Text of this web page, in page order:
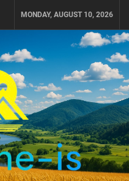
MONDAY, AUGUST 10, 2026